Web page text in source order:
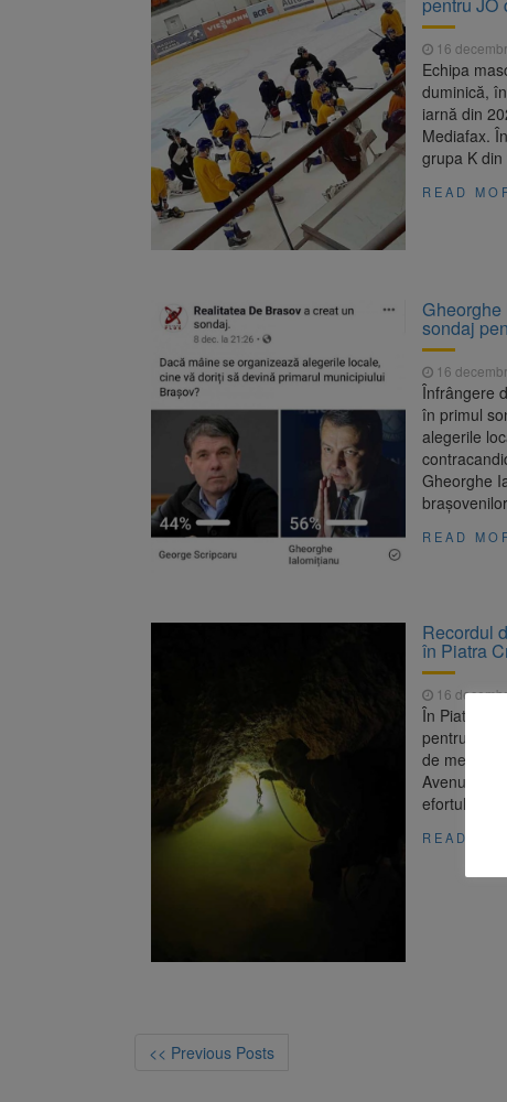
7 august 2026
Unul
fost semnat (FOTO)
7 august 2026
Trafic
medicale
16
Echipa
duminică,
iarnă din
Mediafax.
grupa K
READ
Gheorghe
sondaj
16
Înfrângere
în primul
alegerile
Gheorghe
READ
Recordul
în Piatra
16
În Piatra
pentru o
de metri, în
Avenul de
efortului
READ
<< Previous Posts